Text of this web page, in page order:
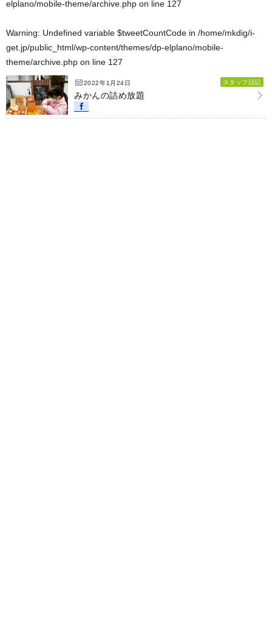
elplano/mobile-theme/archive.php on line 127
Warning: Undefined variable $tweetCountCode in /home/mkdig/i-
get.jp/public_html/wp-content/themes/dp-elplano/mobile-
theme/archive.php on line 127
2022年1月24日 スタッフ日記
みかんの詰め放題